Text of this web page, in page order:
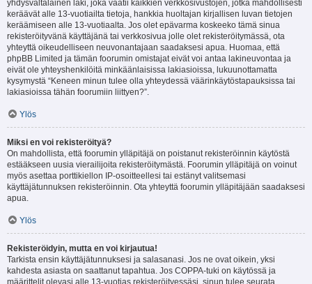
yhdysvaltalainen laki, joka vaatii kaikkien verkkosivustojen, jotka mahdollisesti
keräävät alle 13-vuotiailta tietoja, hankkia huoltajan kirjallisen luvan tietojen
keräämiseen alle 13-vuotiaalta. Jos olet epävarma koskeeko tämä sinua
rekisteröityvänä käyttäjänä tai verkkosivua jolle olet rekisteröitymässä, ota
yhteyttä oikeudelliseen neuvonantajaan saadaksesi apua. Huomaa, että
phpBB Limited ja tämän foorumin omistajat eivät voi antaa lakineuvontaa ja
eivät ole yhteyshenkilöitä minkäänlaisissa lakiasioissa, lukuunottamatta
kysymystä “Keneen minun tulee olla yhteydessä väärinkäytöstapauksissa tai
lakiasioissa tähän foorumiin liittyen?”.
Ylös
Miksi en voi rekisteröityä?
On mahdollista, että foorumin ylläpitäjä on poistanut rekisteröinnin käytöstä
estääkseen uusia vierailijoita rekisteröitymästä. Foorumin ylläpitäjä on voinut
myös asettaa porttikiellon IP-osoitteellesi tai estänyt valitsemasi
käyttäjätunnuksen rekisteröinnin. Ota yhteyttä foorumin ylläpitäjään saadaksesi
apua.
Ylös
Rekisteröidyin, mutta en voi kirjautua!
Tarkista ensin käyttäjätunnuksesi ja salasanasi. Jos ne ovat oikein, yksi
kahdesta asiasta on saattanut tapahtua. Jos COPPA-tuki on käytössä ja
määrittelit olevasi alle 13-vuotias rekisteröityessäsi, sinun tulee seurata